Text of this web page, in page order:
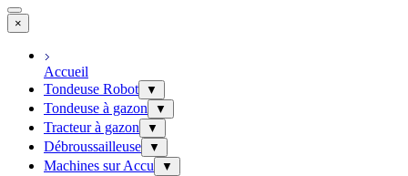
×
Accueil
Tondeuse Robot
▼
Tondeuse à gazon ▼
Tracteur à gazon ▼
Débroussailleuse ▼
Machines sur Accu ▼